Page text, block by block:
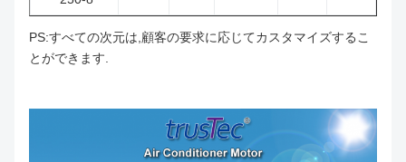
PS:すべての次元は,顧客の要求に応じてカスタマイズするこ
とができます.